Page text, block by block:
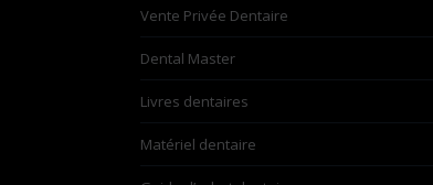
Vente Privée Dentaire
Dental Master
Livres dentaires
Matériel dentaire